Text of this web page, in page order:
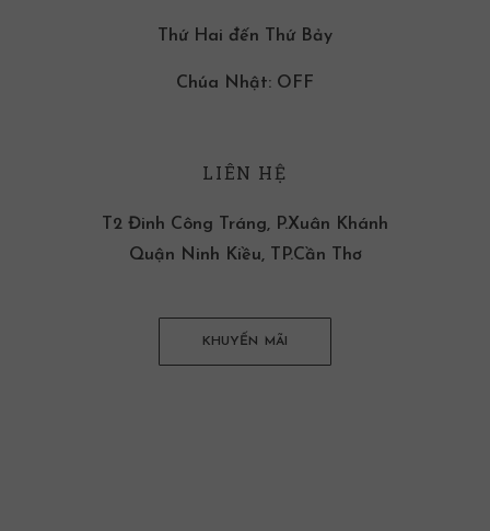
Thứ Hai đến Thứ Bảy
Chúa Nhật: OFF
LIÊN HỆ
T2 Đinh Công Tráng, P.Xuân Khánh
Quận Ninh Kiều, TP.Cần Thơ
KHUYẾN MÃI